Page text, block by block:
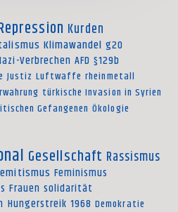
Kurden
Klimawandel g20
Verbrechen AFD §129b
Justiz Luftwaffe rheinmetall
türkische Invasion in Syrien
Gefangenen Ökologie
Gesellschaft Rassismus
Feminismus
Frauen solidarität
Hungerstreik 1968 Demokratie